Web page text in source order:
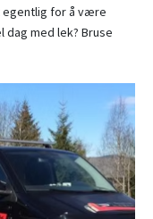
egentlig for å være
med lek? Bruse